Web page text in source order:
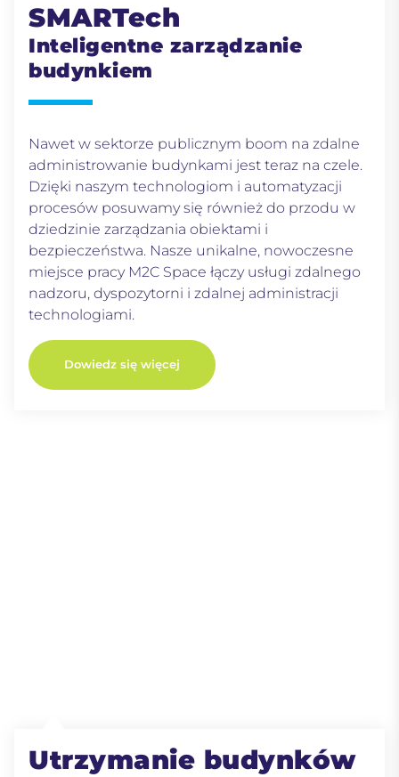
SMARTech
Inteligentne zarządzanie
budynkiem
Nawet w sektorze publicznym boom na zdalne
administrowanie budynkami jest teraz na czele.
Dzięki naszym technologiom i automatyzacji
procesów posuwamy się również do przodu w
dziedzinie zarządzania obiektami i
bezpieczeństwa. Nasze unikalne, nowoczesne
miejsce pracy M2C Space łączy usługi zdalnego
nadzoru, dyspozytorni i zdalnej administracji
technologiami.
Dowiedz się więcej
Utrzymanie budynków